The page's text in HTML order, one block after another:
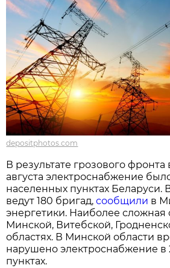
depositphotos.com
В результате грозового фронта
августа электроснабжение
населенных пунктах Беларуси.
ведут 180 бригад,сообщили в
энергетики. Наиболее сложная
Минской, Витебской,
областях. В Минской области
нарушено электроснабжение в
пунктах.